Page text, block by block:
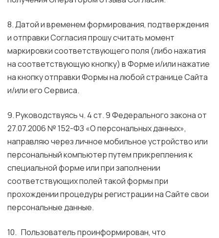
8. Датой и временем формирования, подтверждения
и отправки Согласия прошу считать момент
маркировки соответствующего поля (либо нажатия
на соответствующую кнопку) в Форме и/или нажатие
на кнопку отправки Формы на любой странице Сайта
и/или его Сервиса.
9. Руководствуясь ч. 4 ст. 9 Федерального закона от
27.07.2006 № 152-ФЗ «О персональных данных»,
направляю через личное мобильное устройство или
персональный компьютер путем прикрепления к
специальной форме или при заполнении
соответствующих полей такой формы при
прохождении процедуры регистрации на Сайте свои
персональные данные.
10. Пользователь проинформирован, что